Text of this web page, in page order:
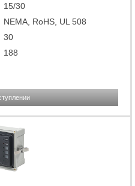
15/30
NEMA, RoHS, UL 508
30
188